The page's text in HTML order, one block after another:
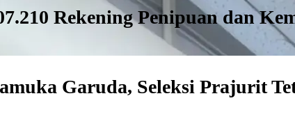
Rekening Penipuan dan
Garuda, Seleksi Prajurit